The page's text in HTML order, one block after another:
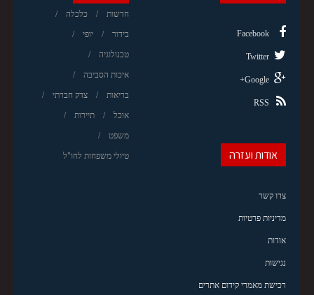
חדשות כלכלה
בידור יופי
טכנולוגיה
איכות הסביבה
בריאות צדק חברתי
אוכל תיירות
משפט
טיולי משפחות לחו"ל
Facebook
Twitter
Google+
RSS
אודות ועזרה
צרו קשר
מדיניות פרטיות
אודות
נגישות
רכישת מאמרי קידום אתרים